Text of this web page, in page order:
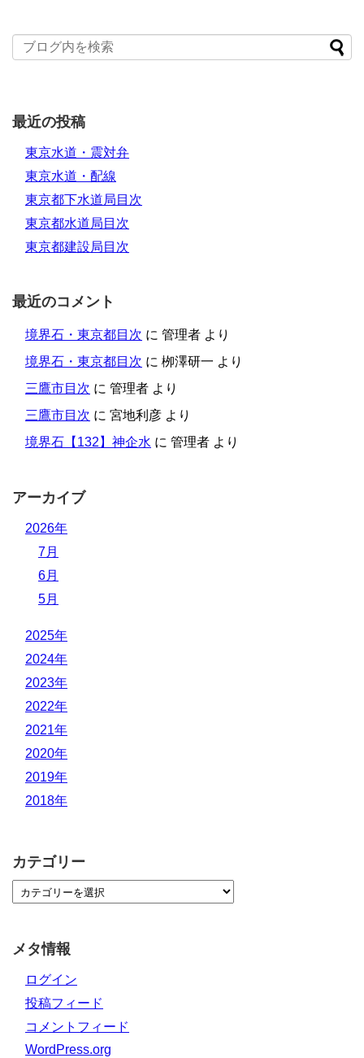
最近の投稿
東京水道・震対弁
東京水道・配線
東京都下水道局目次
東京都水道局目次
東京都建設局目次
最近のコメント
境界石・東京都目次 に 管理者 より
境界石・東京都目次 に 栁澤研一 より
三鷹市目次 に 管理者 より
三鷹市目次 に 宮地利彦 より
境界石【132】神企水 に 管理者 より
アーカイブ
2026年
7月
6月
5月
2025年
2024年
2023年
2022年
2021年
2020年
2019年
2018年
カテゴリー
メタ情報
ログイン
投稿フィード
コメントフィード
WordPress.org